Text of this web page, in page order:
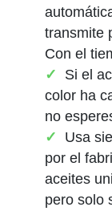
transmite
Con el
Si el
color ha
no
Usa
por el
aceites
pero solo